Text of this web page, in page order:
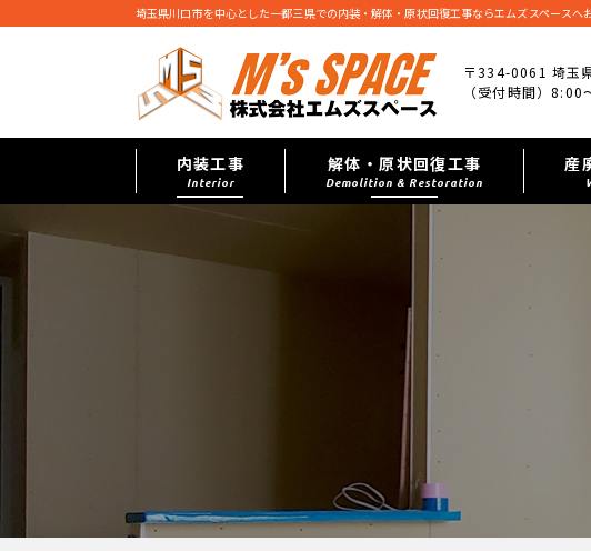
埼玉県川口市を中心とした一都三県での内装・解体・原状回復工事ならエムズスペースへ
〒334-0061 埼玉
（受付時間）8:00
内装工事
Interior
解体・原状回復工事
Demolition & Restoration
産